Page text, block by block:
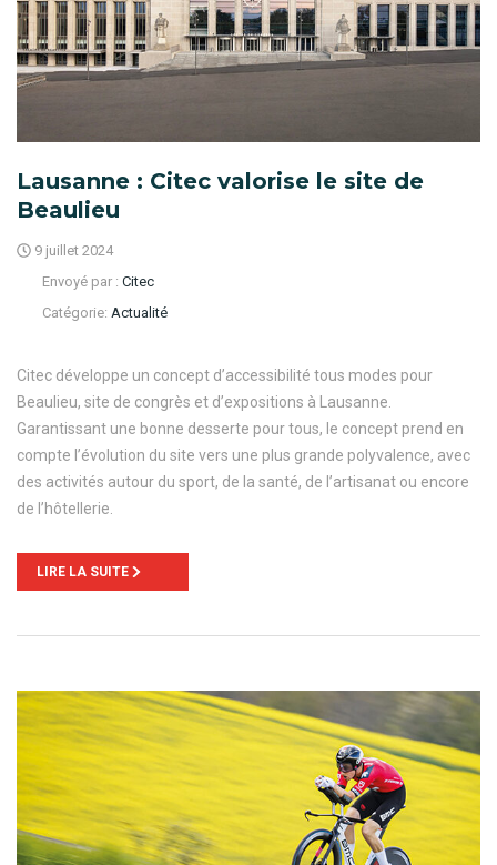
Lausanne : Citec valorise le site de
Beaulieu
9 juillet 2024
Envoyé par : Citec
Catégorie: Actualité
Citec développe un concept d’accessibilité tous modes pour
Beaulieu, site de congrès et d’expositions à Lausanne.
Garantissant une bonne desserte pour tous, le concept prend en
compte l’évolution du site vers une plus grande polyvalence, avec
des activités autour du sport, de la santé, de l’artisanat ou encore
de l’hôtellerie.
LIRE LA SUITE